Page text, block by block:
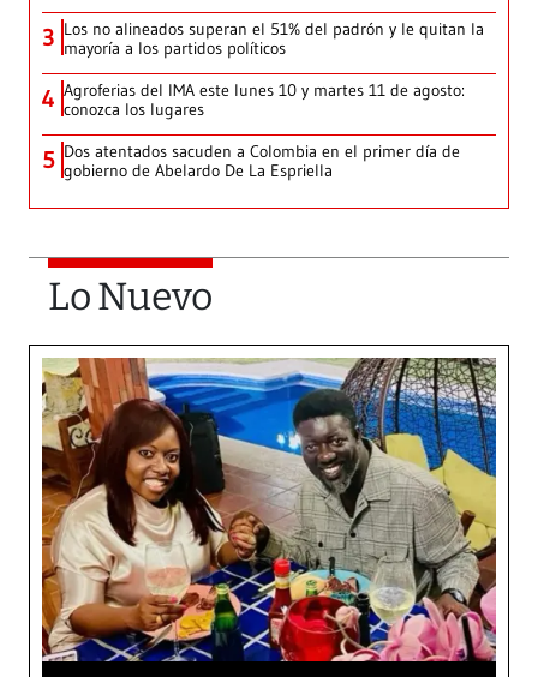
3 Los no alineados superan el 51% del padrón y le quitan la
mayoría a los partidos políticos
4 Agroferias del IMA este lunes 10 y martes 11 de agosto:
conozca los lugares
5 Dos atentados sacuden a Colombia en el primer día de
gobierno de Abelardo De La Espriella
Lo Nuevo